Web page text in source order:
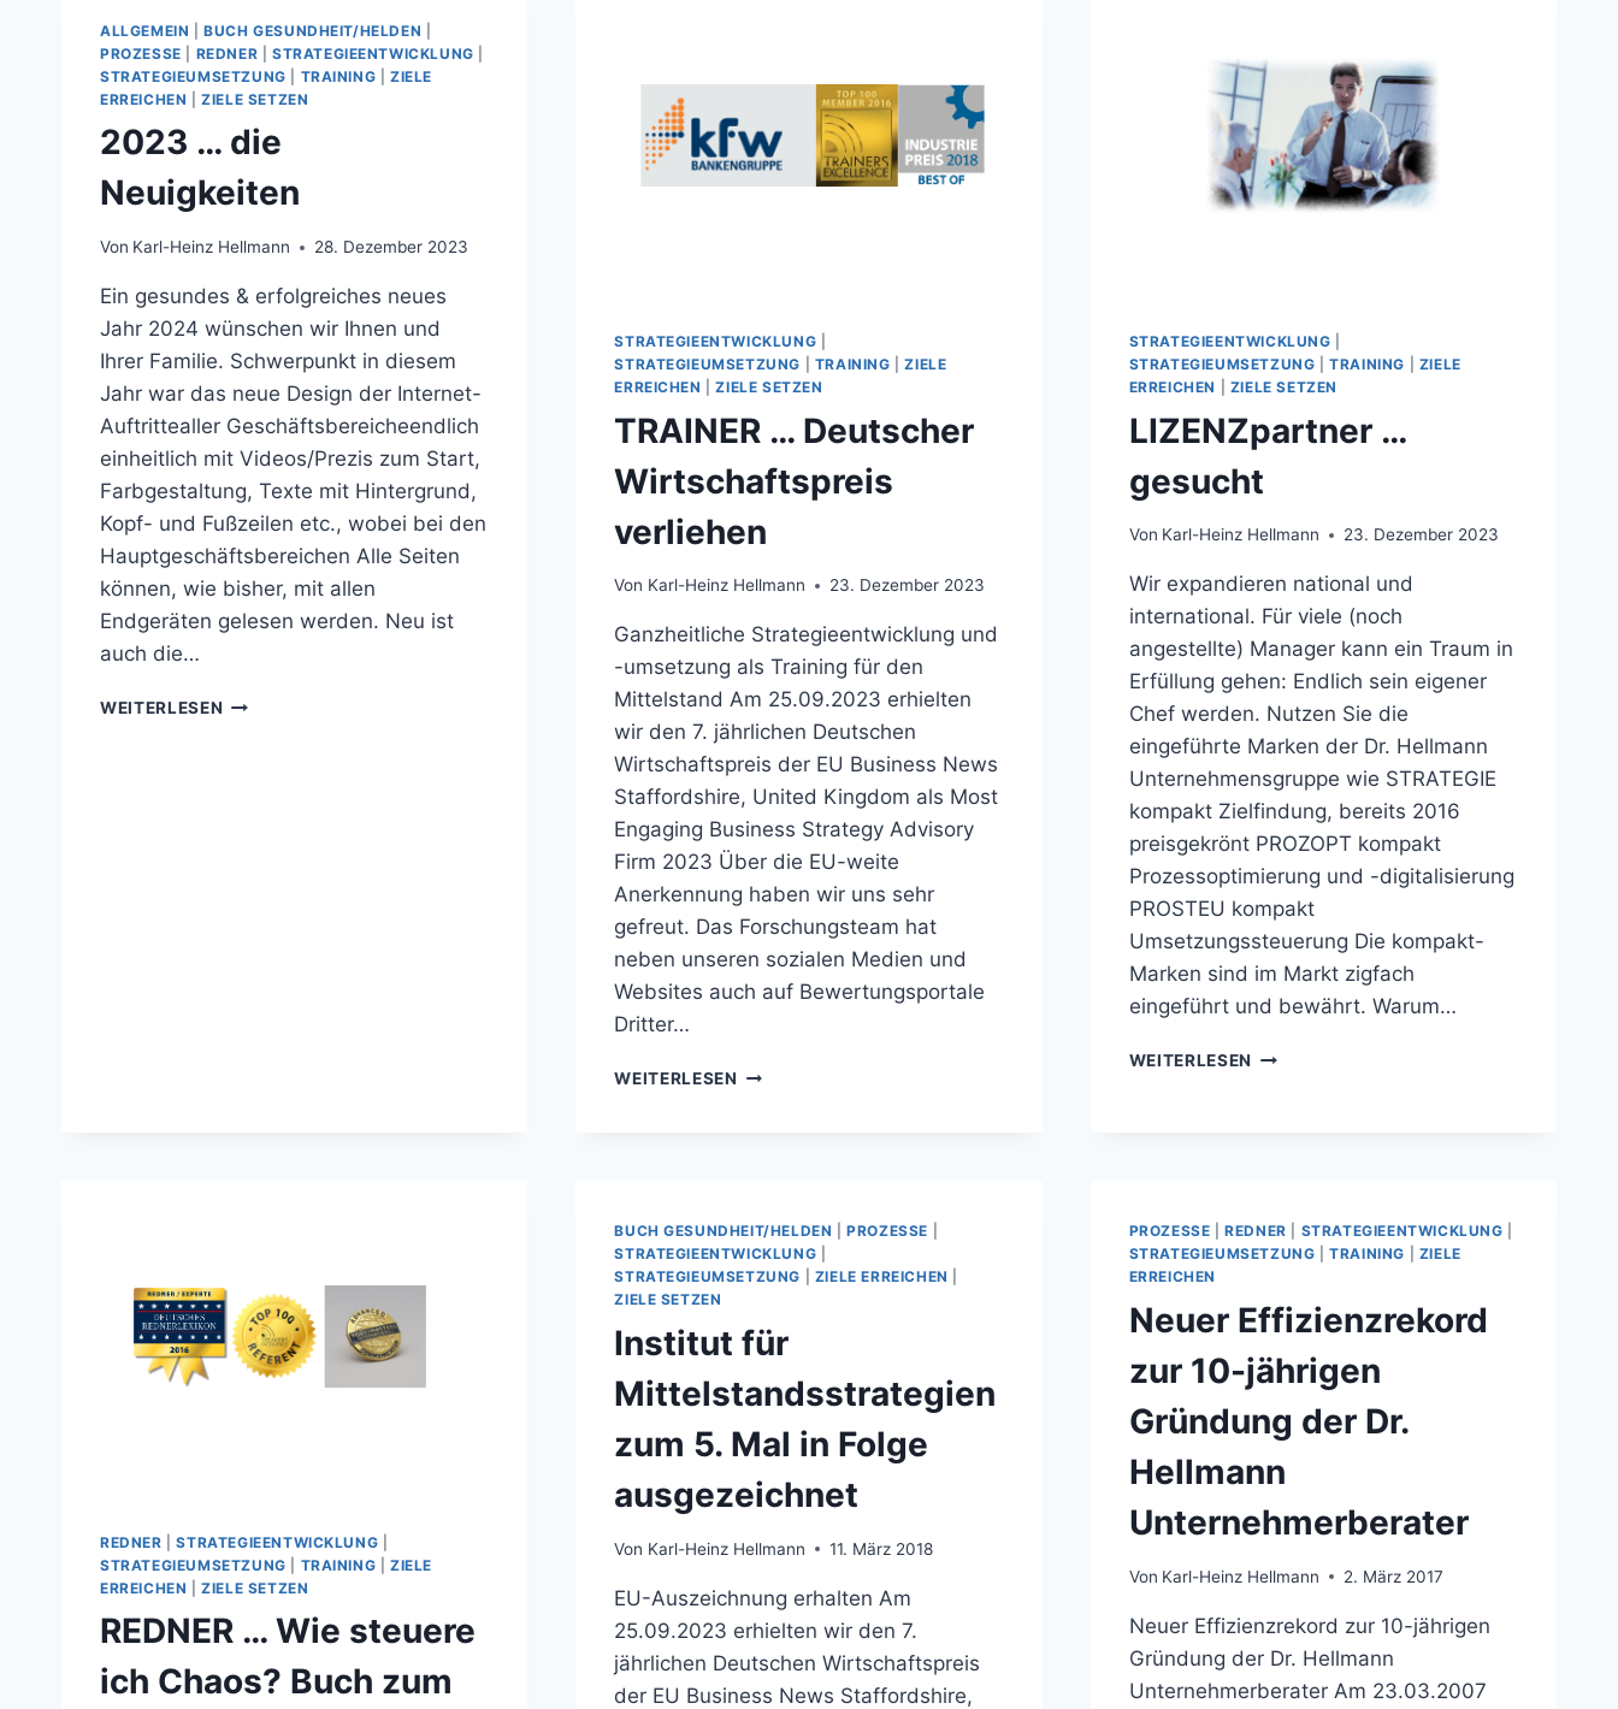
ALLGEMEIN |BUCH GESUNDHEIT/HELDEN
PROZESSE
REDNER STRATEGIEENTWICKLUNG
STRATEGIEUMSETZUNG
TRAINING |ZIELE
ERREICHEN |ZIELE SETZEN
2023 … die
Neuigkeiten
Von Karl-Heinz Hellmann 28. Dezember 2023
Ein gesundes & erfolgreiches neues
Jahr 2024 wünschen wir Ihnen und
Ihrer Familie. Schwerpunkt in diesem
Jahr war das neue Design der Internet-
Auftrittealler Geschäftsbereicheendlich
einheitlich mit Videos/Prezis zum Start,
Farbgestaltung, Texte mit Hintergrund,
Kopf- und Fußzeilen etc., wobei bei den
Hauptgeschäftsbereichen Alle Seiten
können, wie bisher, mit allen
Endgeräten gelesen werden. Neu ist
auch die…
WEITERLESEN 2023
STRATEGIEENTWICKLUNG
STRATEGIEUMSETZUNG
TRAINING |ZIELE
ERREICHEN
|ZIELE SETZEN
TRAINER … Deutscher
Wirtschaftspreis
verliehen
Von Karl-Heinz Hellmann 23. Dezember 2023
Ganzheitliche Strategieentwicklung und
-umsetzung als Training für den
Mittelstand Am 25.09.2023 erhielten
wir den 7. jährlichen Deutschen
Wirtschaftspreis der EU Business News
Staffordshire, United Kingdom als Most
Engaging Business Strategy Advisory
Firm 2023 Über die EU-weite
Anerkennung haben wir uns sehr
gefreut. Das Forschungsteam hat
neben unseren sozialen Medien und
Websites auch auf Bewertungsportale
Dritter…
WEITERLESEN TRAINER
STRATEGIEENTWICKLUNG
STRATEGIEUMSETZUNG |TRAINING
ZIELE
ERREICHEN
ZIELE SETZEN
LIZENZpartner …
gesucht
Von Karl-Heinz Hellmann 23. Dezember 2023
Wir expandieren national und
international. Für viele (noch
angestellte) Manager kann ein Traum in
Erfüllung gehen: Endlich sein eigener
Chef werden. Nutzen Sie die
eingeführte Marken der Dr. Hellmann
Unternehmensgruppe wie STRATEGIE
kompakt Zielfindung, bereits 2016
preisgekrönt PROZOPT kompakt
Prozessoptimierung und -digitalisierung
PROSTEU kompakt
Umsetzungssteuerung Die kompakt-
Marken sind im Markt zigfach
eingeführt und bewährt. Warum…
WEITERLESEN LIZENZPARTNER
REDNER |STRATEGIEENTWICKLUNG
STRATEGIEUMSETZUNG
TRAINING |ZIELE
ERREICHEN |ZIELE SETZEN
REDNER … Wie steuere
ich Chaos? Buch zum
BUCH GESUNDHEIT/HELDEN |PROZESSE
STRATEGIEENTWICKLUNG
STRATEGIEUMSETZUNG
ZIELE ERREICHEN
ZIELE SETZEN
Institut für
Mittelstandsstrategien
zum 5. Mal in Folge
ausgezeichnet
Von Karl-Heinz Hellmann 11. März 2018
EU-Auszeichnung erhalten Am
25.09.2023 erhielten wir den 7.
jährlichen Deutschen Wirtschaftspreis
der EU Business News Staffordshire,
PROZESSE |REDNER STRATEGIEENTWICKLUNG
STRATEGIEUMSETZUNG |TRAINING
ZIELE
ERREICHEN
Neuer Effizienzrekord
zur 10-jährigen
Gründung der Dr.
Hellmann
Unternehmerberater
Von Karl-Heinz Hellmann 2. März 2017
Neuer Effizienzrekord zur 10-jährigen
Gründung der Dr. Hellmann
Unternehmerberater Am 23.03.2007